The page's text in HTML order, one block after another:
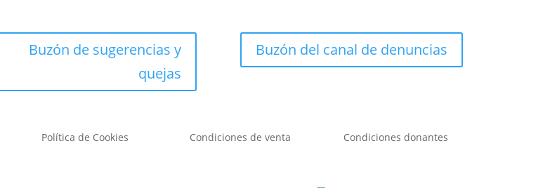
Buzón de sugerencias y
quejas
Buzón del canal de denuncias
Política de Cookies Condiciones de venta Condiciones donantes